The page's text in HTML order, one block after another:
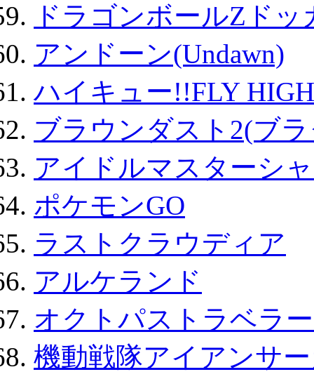
ドラゴンボールZド
アンドーン(Undawn)
ハイキュー!!FLY HIGH
ブラウンダスト2(ブ
アイドルマスターシ
ポケモンGO
ラストクラウディア
アルケランド
オクトパストラベラ
機動戦隊アイアンサ